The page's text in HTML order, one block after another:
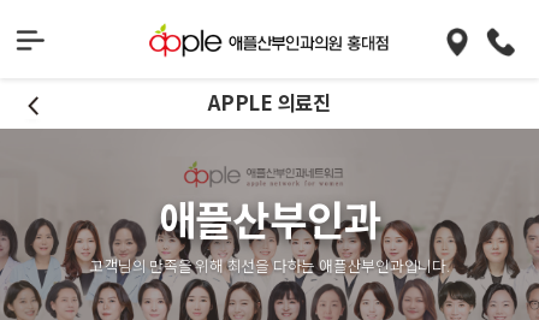
APPLE 의료진
애플산부인과
고객님의 만족을 위해 최선을 다하는 애플산부인과입니다.